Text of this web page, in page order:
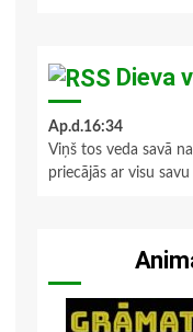
Dieva
Ap.d.16:34
Viņš tos veda savā
priecājās ar visu